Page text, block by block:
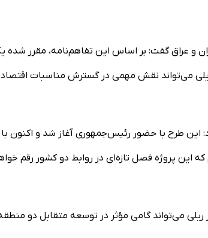
و عراق گفت: بر اساس این تفاهم‌نامه، مقرر شده
می‌تواند نقش مهمی در گسترش مناسبات
این طرح با حضور رئیس‌جمهوری آغاز شد و اکنون با
این پروژه فصل تازه‌ای در روابط دو کشور رقم
می‌تواند گامی مؤثر در توسعه متقابل دو